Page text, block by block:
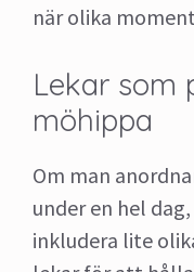
när olika
Lekar som
möhippa
Om man
under en hel
inkludera lite